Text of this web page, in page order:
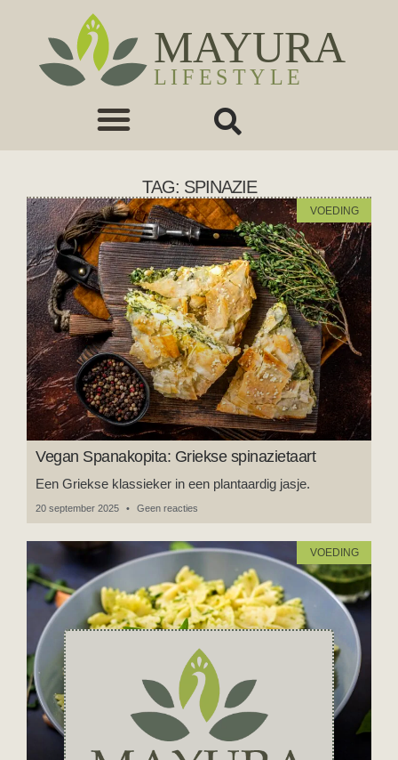
TAG: SPINAZIE
VOEDING
Vegan Spanakopita: Griekse spinazietaart
Een Griekse klassieker in een plantaardig jasje.
20 september 2025 Geen reacties
VOEDING